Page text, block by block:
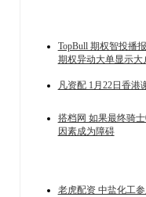
TopBull 期权智投播
期权异动大单显示大
凡资配 1月22日香港
搭档网 如果最终骑
因素成为障碍
老虎配资 中盐化工